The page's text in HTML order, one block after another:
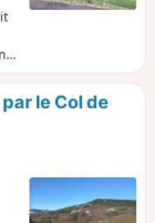
le Col de